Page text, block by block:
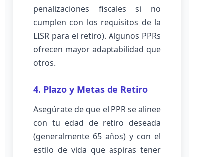
penalizaciones fiscales si no
cumplen con los requisitos de la
LISR para el retiro). Algunos PPRs
ofrecen mayor adaptabilidad que
otros.
4. Plazo y Metas de Retiro
Asegúrate de que el PPR se alinee
con tu edad de retiro deseada
(generalmente 65 años) y con el
estilo de vida que aspiras tener